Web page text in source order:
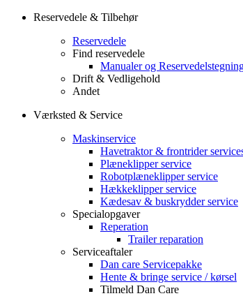
Reservedele & Tilbehør
Reservedele
Find reservedele
Manualer og
Drift & Vedligehold
Andet
Værksted & Service
Maskinservice
Havetraktor & frontrider
Plæneklipper service
Robotplæneklipper service
Hækkeklipper service
Kædesav & buskrydder service
Specialopgaver
Reperation
Trailer reparation
Serviceaftaler
Dan care Servicepakke
Hente & bringe service / kørsel
Tilmeld Dan Care